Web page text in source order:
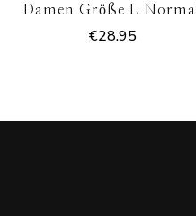
Damen Größe L Normal
€28.95